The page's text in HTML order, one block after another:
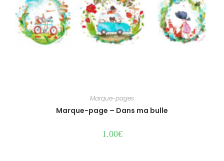
Marque-pages
Marque-page – Dans ma bulle
1.00€